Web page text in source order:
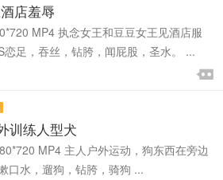
店羞辱
MP4 执念女王和豆豆女王见酒店服
恋足，吞丝，钻胯，闻屁股，圣水。 ...


训练人型犬
MP4 主人户外运动，狗东西在旁边
口水，遛狗，钻胯，骑狗 ...